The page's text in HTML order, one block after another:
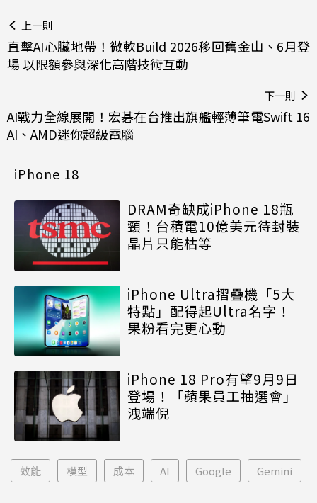
上一則
直擊AI心臟地帶！微軟Build 2026移回舊金山、6月登
場 以限額參與深化高階技術互動
下一則
AI戰力全線展開！宏碁在台推出旗艦輕薄筆電Swift 16
AI、AMD迷你超級電腦
iPhone 18
DRAM奇缺成iPhone 18瓶
頸！台積電10億美元待封裝
晶片只能枯等
iPhone Ultra摺疊機「5大
特點」配得起Ultra名字！
果粉看完更心動
iPhone 18 Pro有望9月9日
登場！「蘋果員工抽選會」
洩端倪
效能 模型 成本 AI Google Gemini